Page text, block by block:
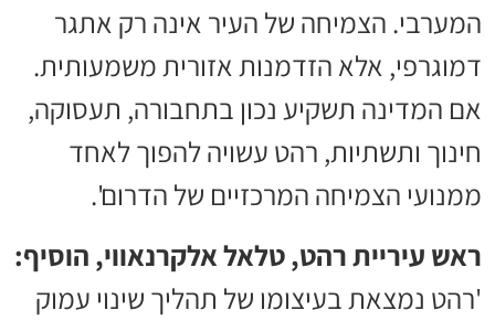
המערבי. הצמיחה של העיר אינה רק אתגר
דמוגרפי, אלא הזדמנות אזורית משמעותית.
אם המדינה תשקיע נכון בתחבורה, תעסוקה,
חינוך ותשתיות, רהט עשויה להפוך לאחד
ממנועי הצמיחה המרכזיים של הדרום'.
ראש עיריית רהט, טלאל אלקרנאווי, הוסיף:
'רהט נמצאת בעיצומו של תהליך שינוי עמוק